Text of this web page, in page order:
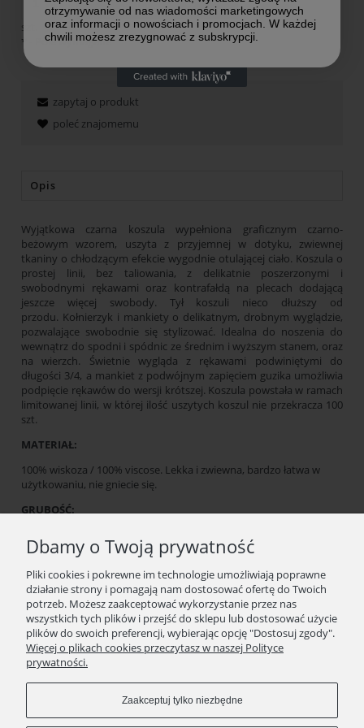
szt.
Do koszyka
* - Pole wymagane
zapytaj o produkt
poleć znajomemu
Opis
Wyjątkowa czarna koszula wypełniona graficznym czarno-
beżowym wzorem, uszyta z przyjemnej w dotyku, zwiewnej
tkaniny o chłodzącym efekcie wygodnie otulającej ciało. Koszula o
prostej linii, bez taliowania, z delikatnie poszerzonymi i
swobodnymi rękawami oraz kontrafałdą na plecach dodającą
jeszcze więcej swobody. Tył koszuli nieco dłuższy od
przodu. Kołnierzyk i mankiety o delikatnym, drobnym wyglądzie,
pozwalające swobodnie się stylizować. Idealna do noszenia do
wewnątrz do spodni i spódnic ze średnim i wyższym stanem, oraz
na wierzch. Świetnie wygląda z rękawami podwiniętymi do
długości 3/4, a mankiet z podwójnym zapięciem guzika umożliwia
podpięcie rękawów do wersji krótszej. Koszula powstała w ramach
limitowanej linii, w której ilość uszytych koszul nie przekracza 100
szt.
MATERIAŁ:
100% wiskoza / 100% viscose. Lekka i zwiewna, bardzo łatwa w
użytkowaniu, nie gniecie się.
GRUBOŚĆ:
140 g, wygodnie otulająca sylwetkę. Nieprzezroczysta,
przyjemnie "chłodzić" ciało.
PRODUKCJA:
Zaprojektowane i wyprodukowane w 100% w Polsce. Guziki
wyprodukowane w Polsce.
Uwaga! Koniecznie zweryfikuj swoje obwody biustu i talii z
naszą tabelą rozmiarów umieszczoną w galerii produktu.
Wymiana lub zwrot w przeciągu 14 dni.
Dbamy o Twoją prywatność
Pliki cookies i pokrewne im technologie umożliwiają poprawne
działanie strony i pomagają nam dostosować ofertę do Twoich
potrzeb. Możesz zaakceptować wykorzystanie przez nas
wszystkich tych plików i przejść do sklepu lub dostosować użycie
plików do swoich preferencji, wybierając opcję "Dostosuj zgody".
Więcej o plikach cookies przeczytasz w naszej Polityce
prywatności.
Zaakceptuj tylko niezbędne
otrzymywanie od nas wiadomości marketingowych
oraz informacji o nowościach i promocjach. W każdej
chwili możesz zrezygnować z subskrypcji.